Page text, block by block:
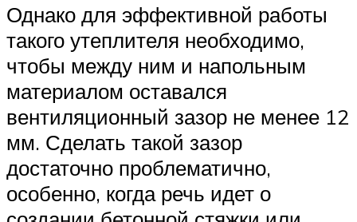
Однако для эффективной работы
такого утеплителя необходимо,
чтобы между ним и напольным
материалом оставался
вентиляционный зазор не менее 12
мм. Сделать такой зазор
достаточно проблематично,
особенно, когда речь идет о